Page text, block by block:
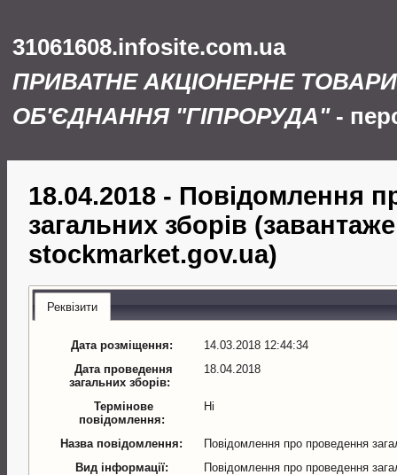
31061608.infosite.com.ua
ПРИВАТНЕ АКЦІОНЕРНЕ
ОБ'ЄДНАННЯ "ГІПРОРУДА"-
18.04.2018 - Повідомлення
загальних зборів
stockmarket.gov.ua)
Реквізити
Дата розміщення:
14.03.2018 12:44:34
Дата проведення
загальних зборів:
18.04.2018
Термінове
повідомлення:
Ні
Назва повідомлення:
Повідомлення про проведення
Вид інформації:
Повідомлення про проведення